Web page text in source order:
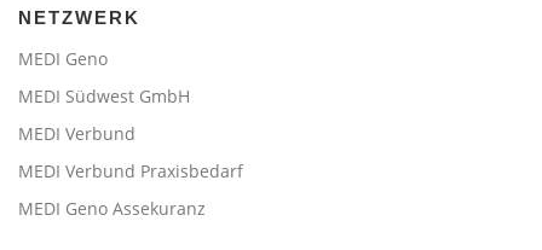
NETZWERK
MEDI Geno
MEDI Südwest GmbH
MEDI Verbund
MEDI Verbund Praxisbedarf
MEDI Geno Assekuranz